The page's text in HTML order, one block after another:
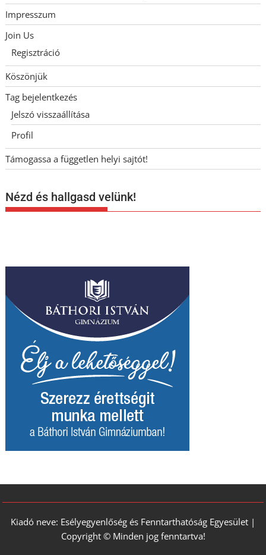
Impresszum
Join Us
Regisztráció
Köszönjük
Tag bejelentkezés
Jelszó visszaállítása
Profil
Támogassa a független helyi sajtót!
Nézd és hallgasd velünk!
Kiadó neve: Esélyegyenlőség és Fenntarthatóság Egyesület |
Copyright © Minden jog fenntartva!